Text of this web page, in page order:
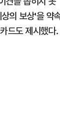
의 보상'을 약
드도 제시했다.